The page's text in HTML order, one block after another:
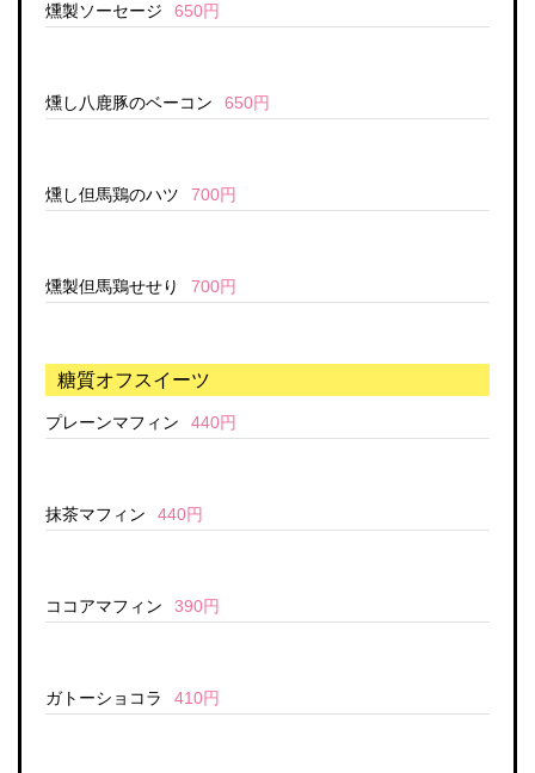
燻製ソーセージ 650円
燻し八鹿豚のベーコン 650円
燻し但馬鶏のハツ 700円
燻製但馬鶏せせり 700円
糖質オフスイーツ
プレーンマフィン 440円
抹茶マフィン 440円
ココアマフィン 390円
ガトーショコラ 410円